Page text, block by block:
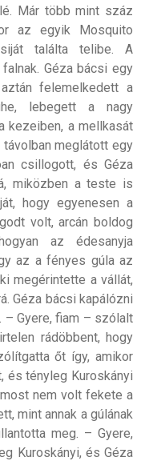
Már több mint száz
az egyik Mosquito
találta telibe. A
Géza bácsi egy
felemelkedett a
lebegett a nagy
kezeiben, a mellkasát
meglátott egy
csillogott, és Géza
miközben a teste is
hogy egyenesen a
volt, arcán boldog
az édesanyja
az a fényes gúla az
megérintette a vállát,
Géza bácsi kapálózni
– Gyere, fiam – szólalt
rádöbbent, hogy
őt így, amikor
és tényleg Kuroskányi
nem volt fekete a
mint annak a gúlának
meg. – Gyere,
Kuroskányi, és Géza